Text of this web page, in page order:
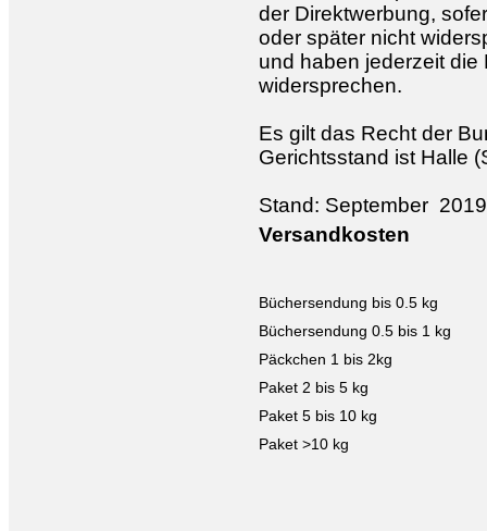
der Direktwerbung,
oder später nicht
und haben jederzeit
widersprechen.
Es gilt das Recht der
Gerichtsstand ist Halle
Stand: September 2019
Versandkosten
Büchersendung bis 0.5 kg
Büchersendung 0.5 bis 1 kg
Päckchen 1 bis 2kg
Paket 2 bis 5 kg
Paket 5 bis 10 kg
Paket >10 kg